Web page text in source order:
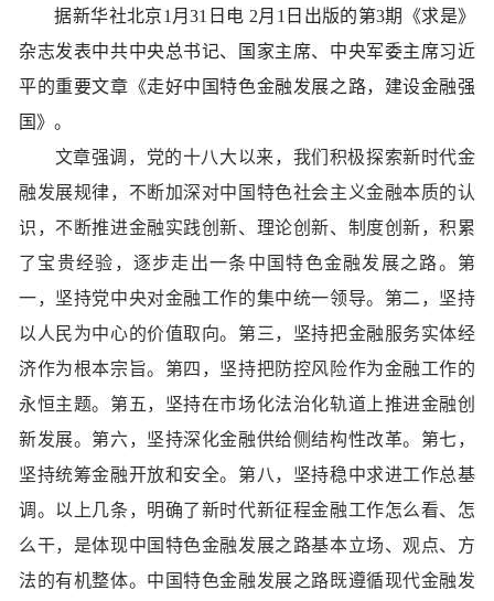
据新华社北京1月31日电 2月1日出版的第3期《求是》
杂志发表中共中央总书记、国家主席、中央军委主席习近
平的重要文章《走好中国特色金融发展之路，建设金融强
国》。
文章强调，党的十八大以来，我们积极探索新时代金
融发展规律，不断加深对中国特色社会主义金融本质的认
识，不断推进金融实践创新、理论创新、制度创新，积累
了宝贵经验，逐步走出一条中国特色金融发展之路。第
一，坚持党中央对金融工作的集中统一领导。第二，坚持
以人民为中心的价值取向。第三，坚持把金融服务实体经
济作为根本宗旨。第四，坚持把防控风险作为金融工作的
永恒主题。第五，坚持在市场化法治化轨道上推进金融创
新发展。第六，坚持深化金融供给侧结构性改革。第七，
坚持统筹金融开放和安全。第八，坚持稳中求进工作总基
调。以上几条，明确了新时代新征程金融工作怎么看、怎
么干，是体现中国特色金融发展之路基本立场、观点、方
法的有机整体。中国特色金融发展之路既遵循现代金融发